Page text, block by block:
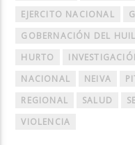
EJERCITO NACIONAL
GOBERNACIÓN DEL
HURTO
NACIONAL
NEIVA
REGIONAL
SALUD
VIOLENCIA